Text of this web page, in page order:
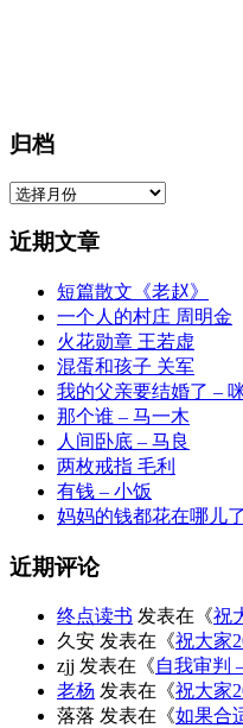
归档
归
近期文章
短篇散文《老赵》
一个人的村庄 周明金
火花勋章 王若虚
混蛋和孩子 关军
我的父亲要结婚了 –
那个谁 – 马一木
人间卧底 – 马良
两枚戒指 毛利
有钱 – 小饭
妈妈的钱都花在哪儿
近期评论
终点读书 发表在《祝
久安 发表在《祝大家
zjj 发表在《自我审判
老杨 发表在《祝大家
落落 发表在《如果合